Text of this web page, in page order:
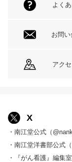
よく
お問
アク
X
・南江堂公式（
・南江堂洋書部公式
・『がん看護』編集